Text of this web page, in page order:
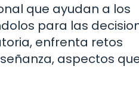
que ayudan a los
para las
enfrenta retos
aspectos